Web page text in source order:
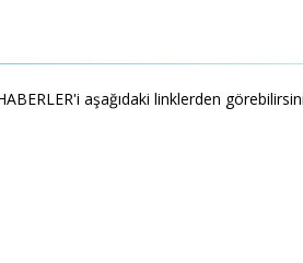
aşağıdaki linklerden